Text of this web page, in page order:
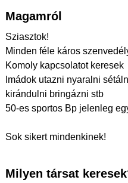
Magamról
Sziasztok!
Minden féle káros
Komoly kapcsolatot keresek
Imádok utazni nyaralni
kirándulni bringázni stb
50-es sportos Bp jelenleg
Sok sikert mindenkinek!
Milyen társat